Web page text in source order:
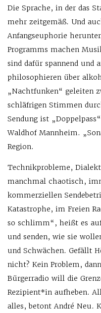
Die Sprache, in der das
mehr zeitgemäß. Und
Anfangseuphorie
Programms machen
sind dafür spannend und
philosophieren über
„Nachtfunken“ geleiten
schläfrigen Stimmen
Sendung ist
Waldhof Mannheim.
Region.
Technikprobleme,
manchmal chaotisch,
kommerziellen
Katastrophe, im Freien
so schlimm“, heißt es
und senden, wie sie
und Schwächen. Gefällt
nicht? Kein Problem,
Bürgerradio will die
Rezipient*in aufheben.
alles, betont André Neu.